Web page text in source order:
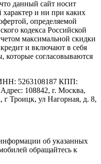
данный сайт носит
и ни при каких
определяемой
кодекса Российской
максимальной скидки
и включают в себя
которые согласовываются
5263108187 КПП:
108842, г. Москва,
г Троицк, ул Нагорная, д. 8,
об указанных
обращайтесь к